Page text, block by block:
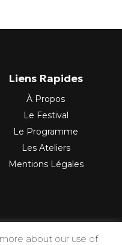
Liens Rapides
À Propos
Le Festival
Le Programme
Les Ateliers
Mentions Légales
about our use of